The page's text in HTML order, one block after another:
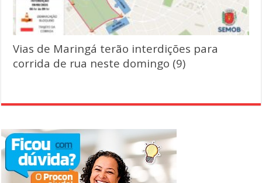
Vias de Maringá terão interdições para
corrida de rua neste domingo (9)